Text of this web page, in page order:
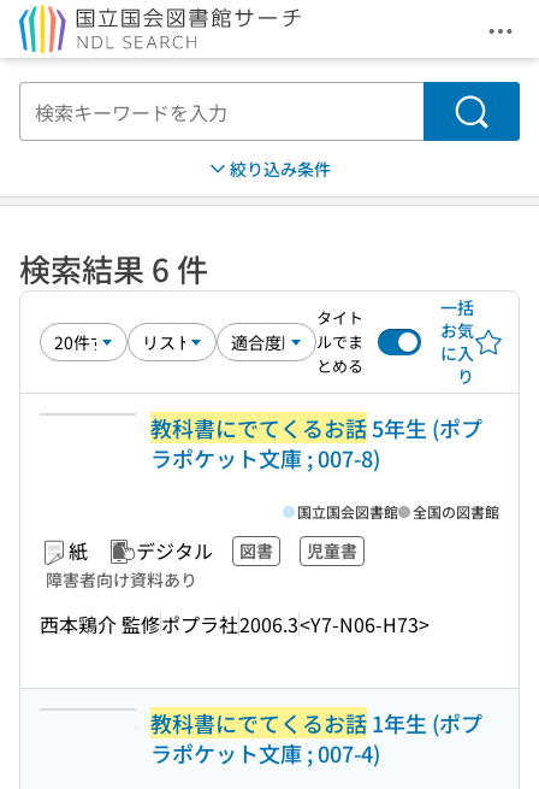
メ
検索
絞り込み条件
検索結果 6 件
タイト
ルでま
とめる
一括
お気
に入
り
教科書にでてくるお話5年生 (ポプ
ラポケット文庫 ; 007-8)
紙 デジタル 図書
児童書
障害者向け資料あり
西本鶏介 監修ポプラ社2006.3<Y7-N06-H73>
国立国会図書館 全国の図書館
教科書にでてくるお話1年生 (ポプ
ラポケット文庫 ; 007-4)